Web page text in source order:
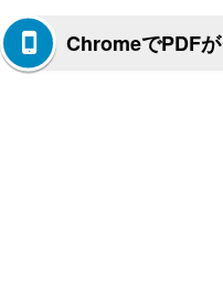
ChromeでPDF